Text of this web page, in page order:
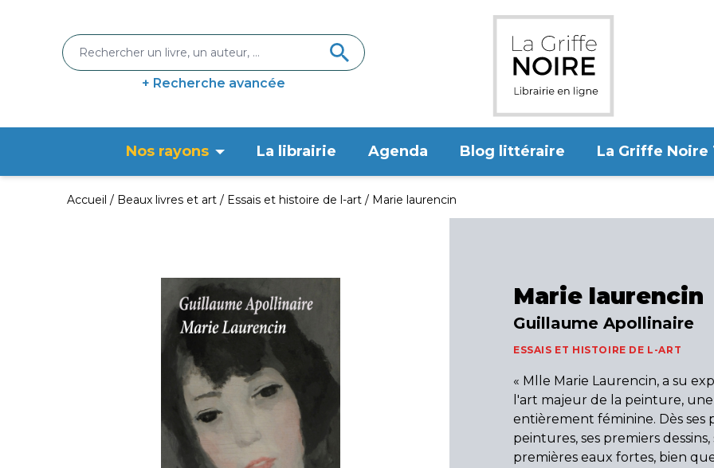
+ Recherche avancée
Nos rayons La librairie Agenda Blog littéraire La Griffe Noire
Accueil Beaux livres et art Essais et histoire de l-art Marie laurencin
Marie laurencin
Guillaume Apollinaire
ESSAIS ET HISTOIRE DE L-ART
« Mlle Marie Laurencin, a su
l'art majeur de la peinture,
entièrement féminine. Dès ses
peintures, ses premiers dessins,
premières eaux fortes, bien que